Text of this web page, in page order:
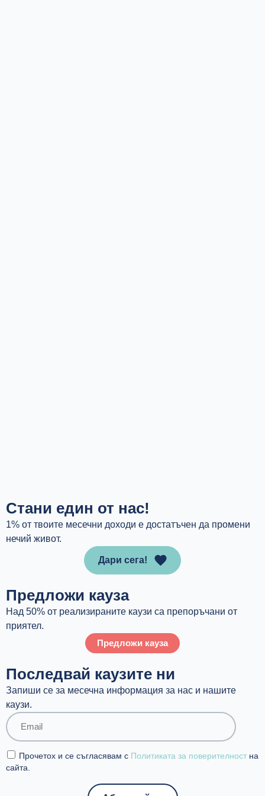
Стани един от нас!
1% от твоите месечни доходи е достатъчен да промени
нечий живот.
Дари сега!
Предложи кауза
Над 50% от реализираните каузи са препоръчани от
приятел.
Предложи кауза
Последвай каузите ни
Запиши се за месечна информация за нас и нашите
каузи.
Прочетох и се съгласявам с Политиката за поверителностна
сайта.